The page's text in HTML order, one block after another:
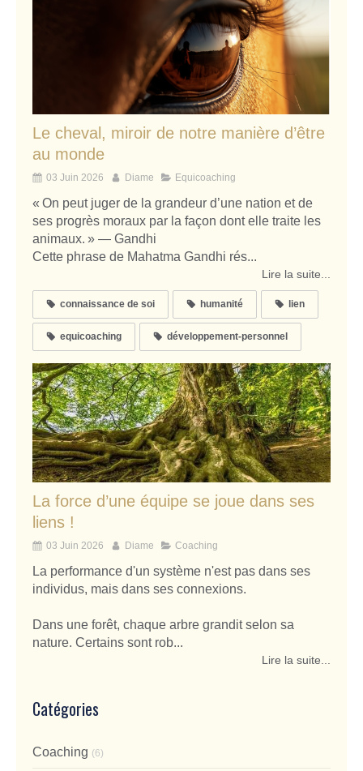
Le cheval, miroir de notre manière d’être
au monde
03 Juin 2026 Diame Equicoaching
« On peut juger de la grandeur d’une nation et de
ses progrès moraux par la façon dont elle traite les
animaux. » — Gandhi
Cette phrase de Mahatma Gandhi rés...
Lire la suite...
connaissance de soi humanité lien
equicoaching développement-personnel
La force d’une équipe se joue dans ses
liens !
03 Juin 2026 Diame Coaching
La performance d'un système n'est pas dans ses
individus, mais dans ses connexions.
Dans une forêt, chaque arbre grandit selon sa
nature. Certains sont rob...
Lire la suite...
Catégories
Coaching (6)